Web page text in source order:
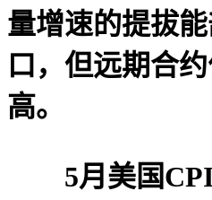
量增速的提拔
口，但远期合
高。
5月美国CPI